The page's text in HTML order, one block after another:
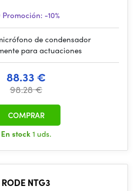
Promoción: -10%
de condensador
para actuaciones
88.33 €
98.28 €
En stock1 uds.
COMPRAR
RODE NTG3